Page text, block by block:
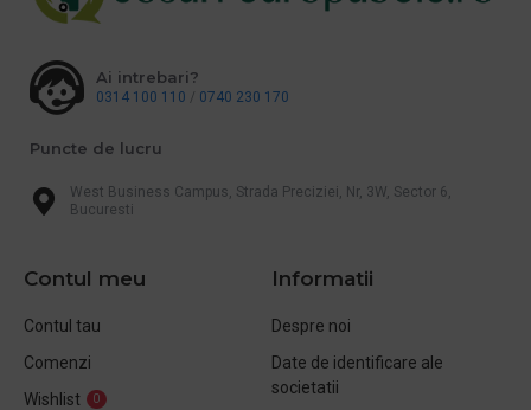
Ai intrebari?
0314 100 110 / 0740 230 170
Puncte de lucru
West Business Campus, Strada Preciziei, Nr, 3W, Sector 6,
Bucuresti
Contul meu
Contul tau
Comenzi
Wishlist
0
Informatii
Despre noi
Date de identificare ale
societatii